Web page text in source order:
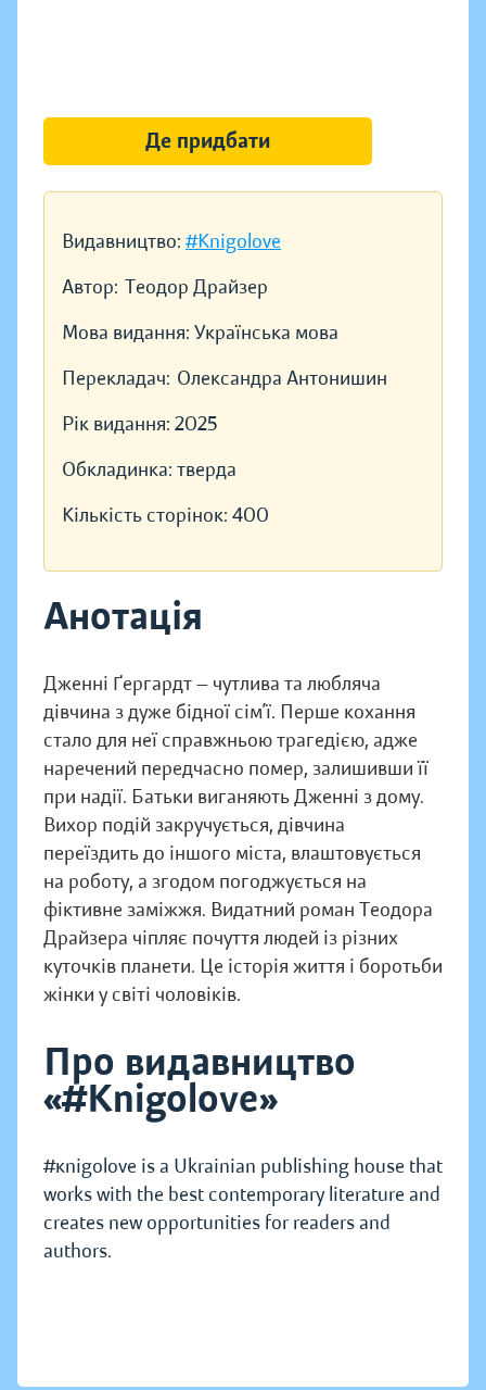
Видавництво: #Knigolove
Автор: Теодор Драйзер
Мова видання: Українська мова
Перекладач: Олександра Антонишин
Рік видання: 2025
Обкладинка: тверда
Кількість сторінок: 400
Анотація
Дженні Ґергардт — чутлива та любляча
дівчина з дуже бідної сім’ї. Перше кохання
стало для неї справжньою трагедією, адже
наречений передчасно помер, залишивши її
при надії. Батьки виганяють Дженні з дому.
Вихор подій закручується, дівчина
переїздить до іншого міста, влаштовується
на роботу, а згодом погоджується на
фіктивне заміжжя. Видатний роман Теодора
Драйзера чіпляє почуття людей із різних
куточків планети. Це історія життя і боротьби
жінки у світі чоловіків.
Про видавництво
«#Knigolove»
#кnigolove is a Ukrainian publishing house that
works with the best contemporary literature and
creates new opportunities for readers and
authors.
Де придбати